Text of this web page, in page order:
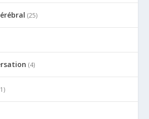
(25)
(4)